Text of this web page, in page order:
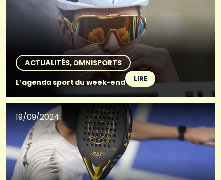
ACTUALITÉS OMNISPORTS
L’agenda sport du week-end
LIRE
19/09/2024